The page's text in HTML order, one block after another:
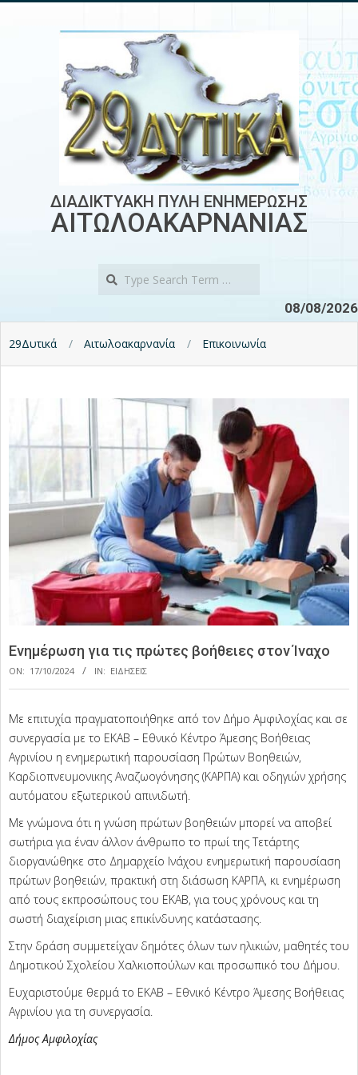
ΔΙΑΔΙΚΤΥΑΚΗ ΠΥΛΗ ΕΝΗΜΕΡΩΣΗΣ
ΑΙΤΩΛΟΑΚΑΡΝΑΝΙΑΣ
08/08/2026
29Δυτικά Αιτωλοακαρνανία Επικοινωνία
Ενημέρωση για τις πρώτες βοήθειες στον Ίναχο
ON: 17/10/2024 IN: ΕΙΔΗΣΕΙΣ
Με επιτυχία πραγματοποιήθηκε από τον Δήμο Αμφιλοχίας και σε
συνεργασία με το ΕΚΑΒ – Εθνικό Κέντρο Άμεσης Βοήθειας
Αγρινίου η ενημερωτική παρουσίαση Πρώτων Βοηθειών,
Καρδιοπνευμονικης Αναζωογόνησης (ΚΑΡΠΑ) και οδηγιών χρήσης
αυτόματου εξωτερικού απινιδωτή.
Με γνώμονα ότι η γνώση πρώτων βοηθειών μπορεί να αποβεί
σωτήρια για έναν άλλον άνθρωπο το πρωί της Τετάρτης
διοργανώθηκε στο Δημαρχείο Ινάχου ενημερωτική παρουσίαση
πρώτων βοηθειών, πρακτική στη διάσωση ΚΑΡΠΑ, κι ενημέρωση
από τους εκπροσώπους του ΕΚΑΒ, για τους χρόνους και τη
σωστή διαχείριση μιας επικίνδυνης κατάστασης.
Στην δράση συμμετείχαν δημότες όλων των ηλικιών, μαθητές του
Δημοτικού Σχολείου Χαλκιοπούλων και προσωπικό του Δήμου.
Ευχαριστούμε θερμά το ΕΚΑΒ – Εθνικό Κέντρο Άμεσης Βοήθειας
Αγρινίου για τη συνεργασία.
Δήμος Αμφιλοχίας